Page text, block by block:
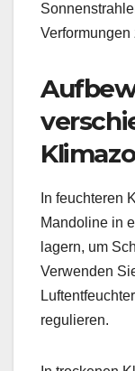
Verformungen
In feuchteren
Mandoline in
lagern, um
Verwenden
regulieren.